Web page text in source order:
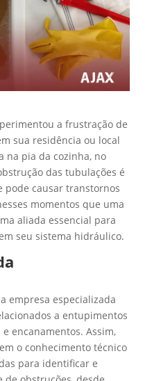
a frustração de
sua residência ou local
na pia da cozinha, no
das tubulações é
pode causar transtornos
momentos que uma
aliada essencial para
seu sistema hidráulico.
empresa especializada
a entupimentos
encanamentos. Assim,
o conhecimento técnico
para identificar e